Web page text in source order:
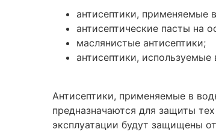
антисептики, применяемые
антисептические пасты на
маслянистые антисептики;
антисептики, используемые
Антисептики, применяемые в
предназначаются для защиты
эксплуатации будут защищены